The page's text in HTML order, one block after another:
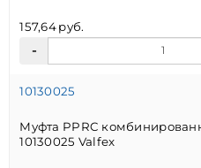
157,64 руб.
10130025
Муфта PPRC
10130025 Valfex